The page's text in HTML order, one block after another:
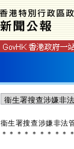
衞生署搜查涉嫌非法
＊ ＊ ＊ ＊ ＊ ＊ ＊ ＊ ＊ ＊